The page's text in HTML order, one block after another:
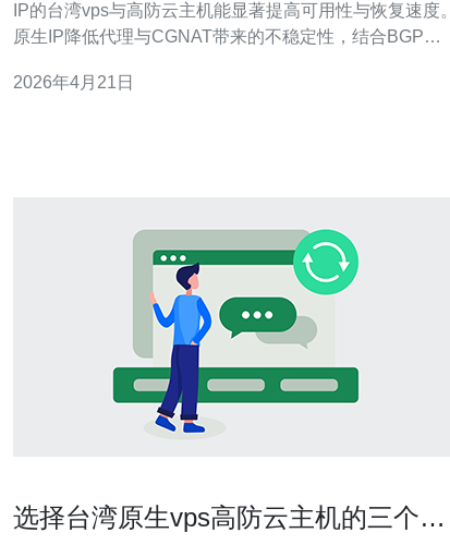
IP的台湾vps与高防云主机能显著提高可用性与恢复速度。
原生IP降低代理与CGNAT带来的不稳定性，结合BGP
与应用层的多层防护。对于需要稳定访问与快速响应的业
2026年4月21日
选择台湾原生vps高防云主机的三个关